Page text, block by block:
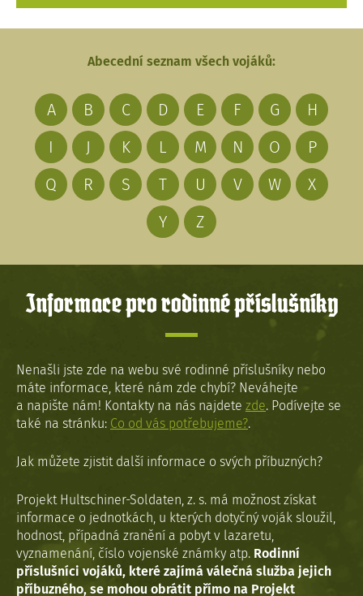
Abecední seznam všech vojáků:
A B C D E F G
H
I
J K L M N O
P
Q
R S T U V W
X
Y
Z
Informace pro rodinné příslušníky
Nenašli jste zde na webu své rodinné příslušníky nebo
máte informace, které nám zde chybí? Neváhejte
a napište nám! Kontakty na nás najdete zde. Podívejte se
také na stránku: Co od vás potřebujeme?.
Jak můžete zjistit další informace o svých příbuzných?
Projekt Hultschiner-Soldaten, z. s. má možnost získat
informace o jednotkách, u kterých dotyčný voják sloužil,
hodnost, případná zranění a pobyt v lazaretu,
vyznamenání, číslo vojenské známky atp. Rodinní
příslušníci vojáků, které zajímá válečná služba jejich
příbuzného, se mohou obrátit přímo na Projekt